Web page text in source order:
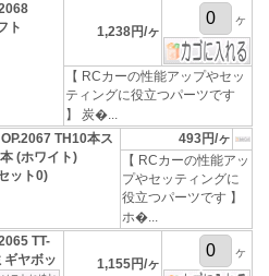
ト
1,238円/ヶ
ヶ
【 RCカーの性能アップやセッ
ティングに役立つパーツです
】 炭�...
TH10本ス
(ホワイト)
ット0)
493円/ヶ
【 RCカーの性能アッ
プやセッティングに
役立つパーツです 】
ホ�...
TT-
ギヤボッ
1,155円/ヶ
ヶ